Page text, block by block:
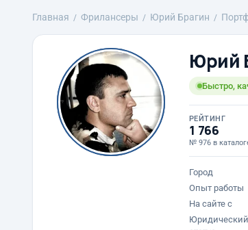
Главная Фрилансеры Юрий Брагин
Юрий
Быстро,
РЕЙТИНГ
1 766
№ 976 в
Город
Опыт работы
На сайте с
Юридический